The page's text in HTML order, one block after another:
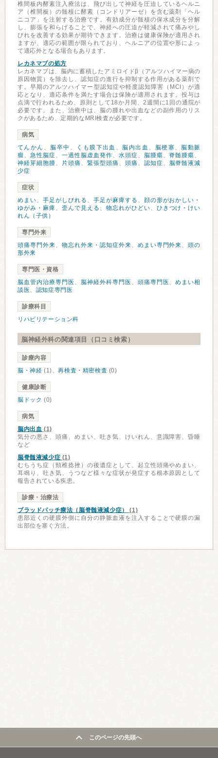
椎間板内酵素注入療法は、飛び出して神経を圧迫しているヘルニ
ア（椎間板）の髄核に酵素（コンドリアーゼ）を含む薬剤「ヘル
ニコア」を注射する治療です。有効成分が髄核の保水成分を分解
し、膨張を和らげることで、神経への圧迫が軽減されて痛みやし
びれを改善する効果が期待できます。治療は健康保険が適用され
ますが、適応の範囲が限られており、ヘルニアの位置や形によっ
て適応外となる場合もあります。
レカネマブの処方
レカネマブは、脳内に蓄積したアミロイドβ（アルツハイマー病の
原因物質）を除去し、認知症の進行を抑制する作用がある薬剤で
す。早期のアルツハイマー型認知症や軽度認知障害（MCI）が適
応となり、適応条件を満たす場合は保険が適用されます。投与は
点滴で行われるため、原則として18か月間、2週間に1回の通院が
必要です。また、治療中は、脳の腫れや出血などの副作用のリス
クがあるため、定期的なMRI検査が必要です。
病気
てんかん 、 脳卒中 、 くも膜下出血 、 脳内出血 、 脳梗塞、 脳動脈
瘤、 急性脳症、 一過性脳虚血発作、 水頭症、 脳腫瘍、 脊髄腫瘍、
神経芽細胞腫、 片頭痛 、 緊張型頭痛 、 頭痛 、 認知症、
脳脊髄液減
少症
症状
めまい、 手足がしびれる 、 手足が麻痺する 、
顔の形がおかしい・
ゆがみ・麻痺、 歪んで見える 、 物忘れがひどい、 ひきつけ・けい
れん（子供）
専門外来
頭痛専門外来、 物忘れ外来・認知症外来、 めまい専門外来、頭の
形外来
専門医・資格
脳血管内治療専門医 、 脳神経外科専門医 、 頭痛専門医、めまい相
談医、 認知症専門医
診療科目
リハビリテーション科
脳神経外科の関連項目（口コミ検索）
診療内容
脳・神経 (1)、再検査・精密検査 (0)
健康診断
脳ドック (0)
病気
脳内出血 (1)
気分の悪さ、頭痛、めまい、吐き気、けいれん、意識障害、昏睡
など
脳脊髄液減少症 (1)
むちうち症（頸椎捻挫）の後遺症として、起立性頭痛やめまい、
耳鳴り、吐き気、うつなど様々な症状が発症する根本原因として
報告されている疾患。
診療・治療法
ブラッドパッチ療法（脳脊髄液減少症）
(1)
患部近くの硬膜外側に自分の静脈血液を注入することで硬膜の漏
出部位を塞ぐ方法。
このページの先頭へ